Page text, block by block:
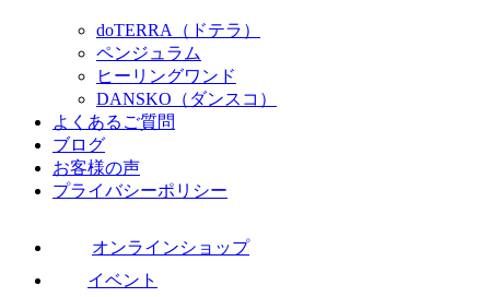
doTERRA（ドテラ）
ペンジュラム
ヒーリングワンド
DANSKO（ダンスコ）
よくあるご質問
ブログ
お客様の声
プライバシーポリシー
オンラインショップ
イベント